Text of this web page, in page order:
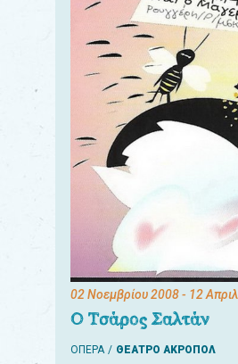
02 Νοεμβρίου 2008- 12
Ο Τσάρος Σαλτάν
ΟΠΕΡΑ ΘΕΑΤΡΟ ΑΚΡΟΠΟΛ